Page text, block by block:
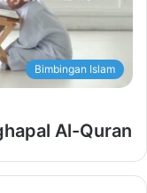
Bimbingan Islam
Al-Quran